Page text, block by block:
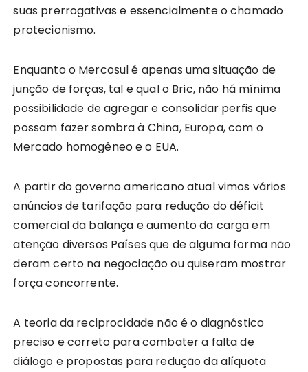
suas prerrogativas e essencialmente o chamado
protecionismo.
Enquanto o Mercosul é apenas uma situação de
junção de forças, tal e qual o Bric, não há mínima
possibilidade de agregar e consolidar perfis que
possam fazer sombra à China, Europa, com o
Mercado homogêneo e o EUA.
A partir do governo americano atual vimos vários
anúncios de tarifação para redução do déficit
comercial da balança e aumento da carga em
atenção diversos Países que de alguma forma não
deram certo na negociação ou quiseram mostrar
força concorrente.
A teoria da reciprocidade não é o diagnóstico
preciso e correto para combater a falta de
diálogo e propostas para redução da alíquota